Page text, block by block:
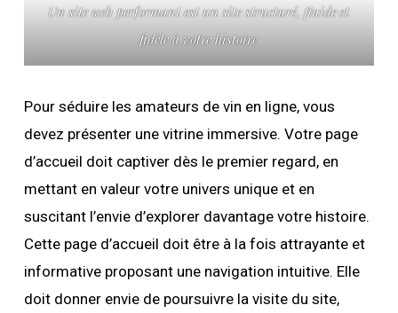
Un site web performant est un site structuré, fluideet
fidèle à votre histoire
Pour séduire les amateurs de vin en ligne, vous
devez présenter une vitrine immersive. Votre page
d’accueil doit captiver dès le premier regard, en
mettant en valeur votre univers unique et en
suscitant l’envie d’explorer davantage votre histoire.
Cette page d’accueil doit être à la fois attrayante et
informative proposant une navigation intuitive. Elle
doit donner envie de poursuivre la visite du site,